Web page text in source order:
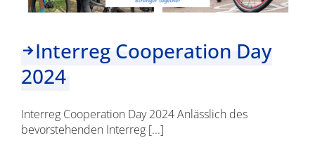
Interreg Cooperation Day
2024
Interreg Cooperation Day 2024 Anlässlich des
bevorstehenden Interreg [...]